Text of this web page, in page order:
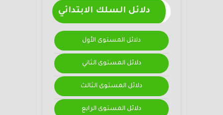
دلائل السلك الابتدائي
دلائل المستوى الأول
دلائل المستوى الثاني
دلائل المستوى الثالث
دلائل المستوى الرابع